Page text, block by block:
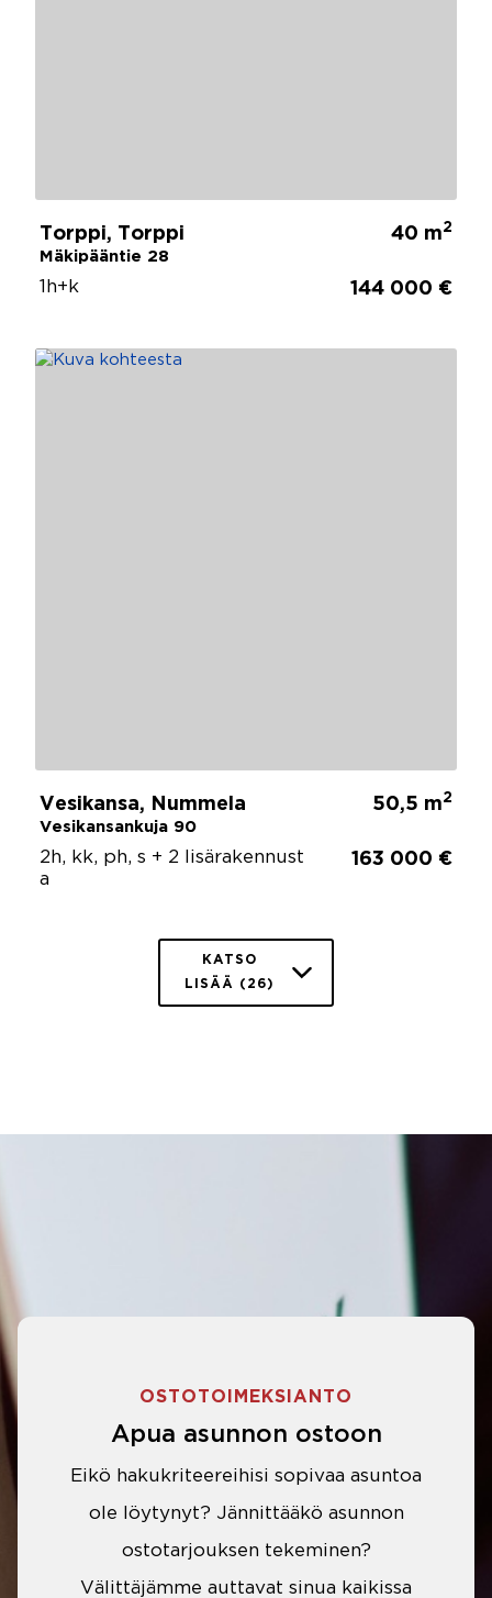
Torppi, Torppi
Mäkipääntie 28
40 m2
1h+k 144 000 €
Vesikansa, Nummela
Vesikansankuja 90
50,5 m2
2h, kk, ph, s + 2 lisärakennust
a
163 000 €
KATSO
LISÄÄ (26)
OSTOTOIMEKSIANTO
Apua asunnon ostoon
Eikö hakukriteereihisi sopivaa asuntoa
ole löytynyt? Jännittääkö asunnon
ostotarjouksen tekeminen?
Välittäjämme auttavat sinua kaikissa